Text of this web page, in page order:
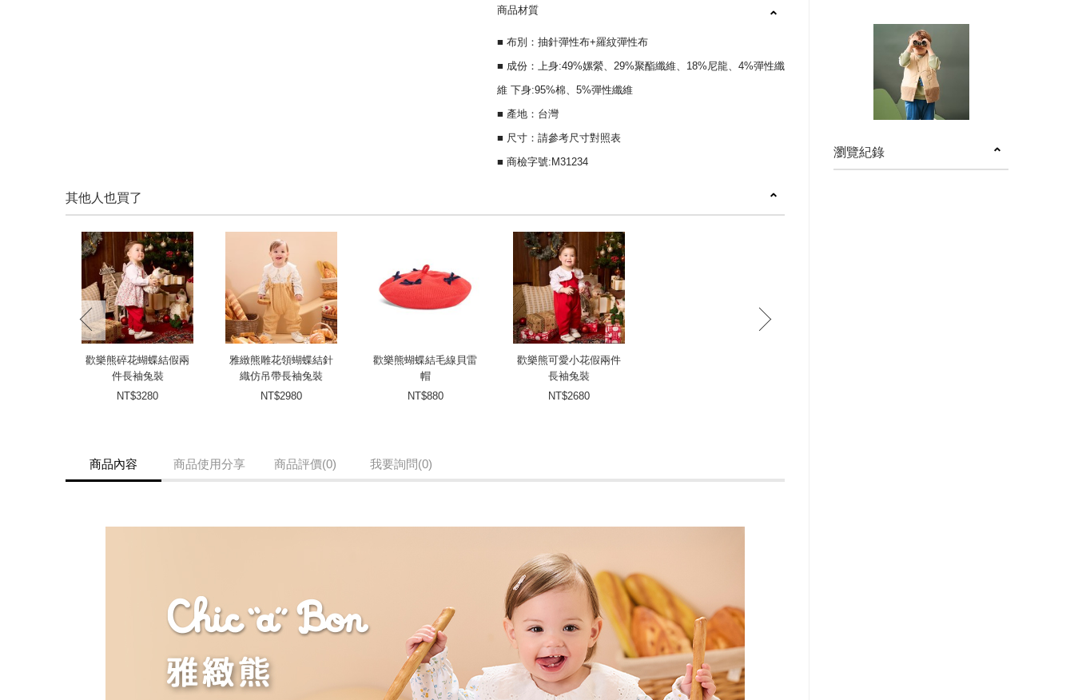
商品材質
■ 布別：抽針彈性布+羅紋彈性布
■ 成份：上身:49%嫘縈、29%聚酯纖維、18%尼龍、4%彈性纖
維 下身:95%棉、5%彈性纖維
■ 產地：台灣
■ 尺寸：請參考尺寸對照表
■ 商檢字號:M31234
其他人也買了
歡樂熊碎花蝴蝶結假兩
件長袖兔裝
NT$3280
雅緻熊雕花領蝴蝶結針
織仿吊帶長袖兔裝
NT$2980
歡樂熊蝴蝶結毛線貝雷
帽
NT$880
歡樂熊可愛小花假兩件
長袖兔裝
NT$2680
prev next
商品內容 商品使用分享 商品評價(0) 我要詢問(0)
瀏覽紀錄